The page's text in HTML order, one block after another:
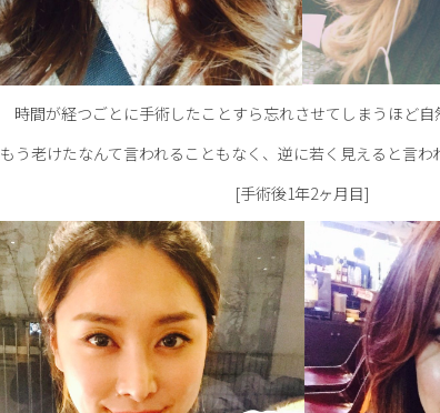
時間が経つごとに手術したことすら忘れさせてしまうほど
もう老けたなんて言われることもなく、逆に若く見えると言
[手術後1年2ヶ月目]